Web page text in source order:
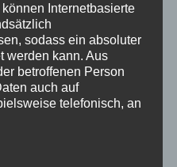
Internetbasierte
sodass ein absoluter
werden kann. Aus
betroffenen Person
auch auf
telefonisch, an